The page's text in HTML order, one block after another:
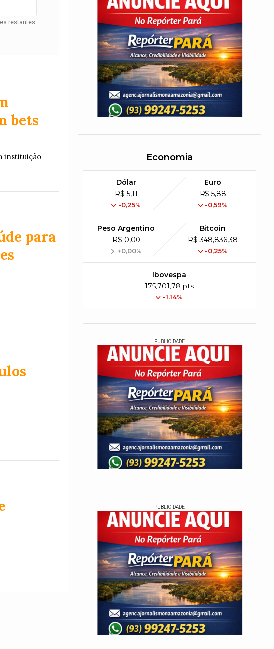
restantes.
bets
instituição
para
Economia
Dólar
R$ 5,11
-0,25%
Euro
R$ 5,88
-0,59%
Peso Argentino
R$ 0,00
+0,00%
Bitcoin
R$ 348,836,38
-0,25%
Ibovespa
175,701,78 pts
-1.14%
PUBLICIDADE
PUBLICIDADE